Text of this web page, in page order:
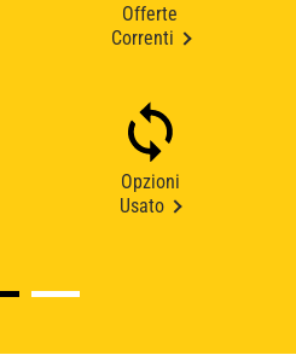
Offerte
Correnti
Opzioni
Usato